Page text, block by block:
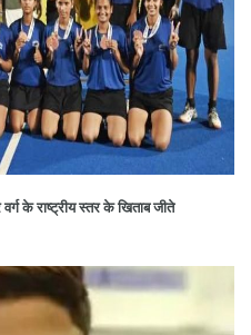
के राष्ट्रीय स्तर के खिताब जीते